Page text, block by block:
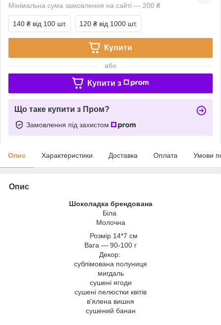
Мінімальна сума замовлення на сайті — 200 ₴
140 ₴ від 100 шт. 120 ₴ від 1000 шт.
Купити
або
Купити з
Що таке купити з Пром?
Замовлення під захистом
Опис Характеристики Доставка Оплата Умови
Опис
Шоколадка брендована
Біла
Молочна
Розмір 14*7 см
Вага — 90-100 г
Декор:
сублімована полуниця
мигдаль
сушені ягоди
сушені пелюстки квітів
в'ялена вишня
сушений банан